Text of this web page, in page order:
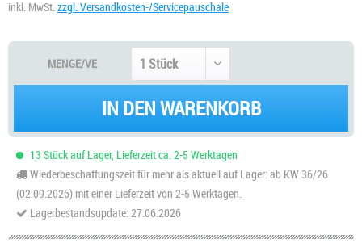
inkl. MwSt. zzgl. Versandkosten-/Servicepauschale
MENGE/VE
IN DEN WARENKORB
13 Stück auf Lager, Lieferzeit ca. 2-5 Werktagen
Wiederbeschaffungszeit für mehr als aktuell auf Lager: ab KW 36/26
(02.09.2026) mit einer Lieferzeit von 2-5 Werktagen.
Lagerbestandsupdate: 27.06.2026